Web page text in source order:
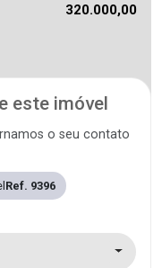
320.000,00
este imóvel
o seu contato
Ref. 9396